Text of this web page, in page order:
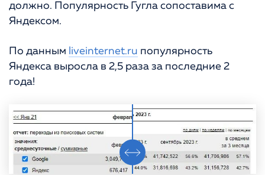
должно. Популярность Гугла сопоставима с
Яндексом.
По данным liveinternet.ru популярность
Яндекса выросла в 2,5 раза за последние 2
года!